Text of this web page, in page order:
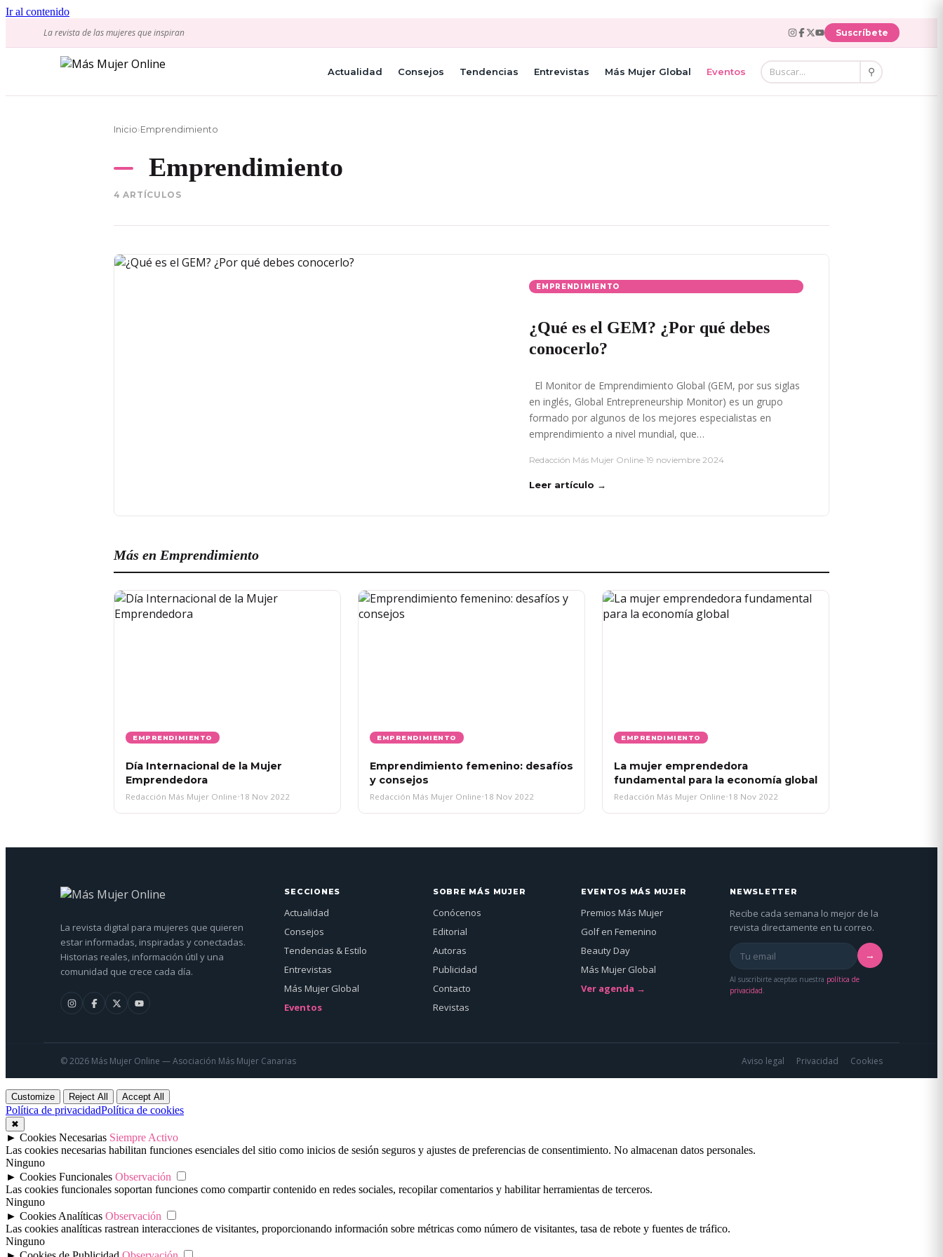
Ir al contenido
La revista de las mujeres que inspiran
Suscríbete
Actualidad Consejos Tendencias Entrevistas Más Mujer Global Eventos ⚲
Inicio›Emprendimiento
Emprendimiento
4 ARTÍCULOS
EMPRENDIMIENTO
¿Qué es el GEM? ¿Por qué debes
conocerlo?
El Monitor de Emprendimiento Global (GEM, por sus siglas
en inglés, Global Entrepreneurship Monitor) es un grupo
formado por algunos de los mejores especialistas en
emprendimiento a nivel mundial, que…
Redacción Más Mujer Online•19 noviembre 2024
Leer artículo →
Más en Emprendimiento
EMPRENDIMIENTO
Día Internacional de la Mujer
Emprendedora
Redacción Más Mujer Online•18 Nov 2022
EMPRENDIMIENTO
Emprendimiento femenino: desafíos
y consejos
Redacción Más Mujer Online•18 Nov 2022
EMPRENDIMIENTO
La mujer emprendedora
fundamental para la economía global
Redacción Más Mujer Online•18 Nov 2022
La revista digital para mujeres que quieren
estar informadas, inspiradas y conectadas.
Historias reales, información útil y una
comunidad que crece cada día.
SECCIONES
Actualidad
Consejos
Tendencias & Estilo
Entrevistas
Más Mujer Global
Eventos
SOBRE MÁS MUJER
Conócenos
Editorial
Autoras
Publicidad
Contacto
Revistas
EVENTOS MÁS MUJER
Premios Más Mujer
Golf en Femenino
Beauty Day
Más Mujer Global
Ver agenda →
NEWSLETTER
Recibe cada semana lo mejor de la
revista directamente en tu correo.
→
Al suscribirte aceptas nuestra política de
privacidad.
© 2026 Más Mujer Online — Asociación Más Mujer Canarias Aviso legal Privacidad Cookies
Customize Reject All Accept All
Política de privacidadPolítica de cookies
✖
► Cookies Necesarias Siempre Activo
Las cookies necesarias habilitan funciones esenciales del sitio como inicios de sesión seguros y ajustes de preferencias de consentimiento. No almacenan datos personales.
Ninguno
► Cookies Funcionales Observación
Las cookies funcionales soportan funciones como compartir contenido en redes sociales, recopilar comentarios y habilitar herramientas de terceros.
Ninguno
► Cookies Analíticas Observación
Las cookies analíticas rastrean interacciones de visitantes, proporcionando información sobre métricas como número de visitantes, tasa de rebote y fuentes de tráfico.
Ninguno